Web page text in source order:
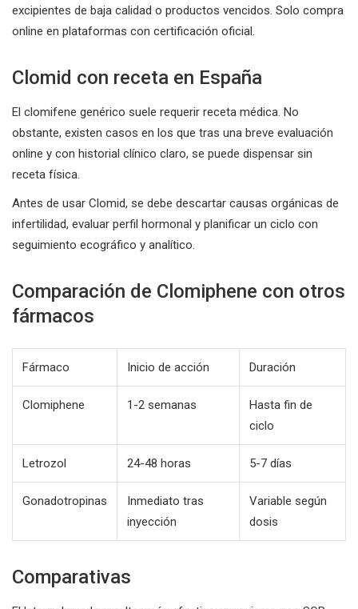
excipientes de baja calidad o productos vencidos. Solo compra
online en plataformas con certificación oficial.
Clomid con receta en España
El clomifene genérico suele requerir receta médica. No
obstante, existen casos en los que tras una breve evaluación
online y con historial clínico claro, se puede dispensar sin
receta física.
Antes de usar Clomid, se debe descartar causas orgánicas de
infertilidad, evaluar perfil hormonal y planificar un ciclo con
seguimiento ecográfico y analítico.
Comparación de Clomiphene con otros
fármacos
Fármaco Inicio de acción Duración
Clomiphene 1-2 semanas
Hasta fin de
ciclo
Letrozol 24-48 horas 5-7 días
Gonadotropinas
Inmediato tras
inyección
Variable según
dosis
Comparativas